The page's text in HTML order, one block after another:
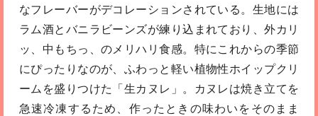
なフレーバーがデコレーションされている。生地には
ラム酒とバニラビーンズが練り込まれており、外カリ
ッ、中もちっ、のメリハリ食感。特にこれからの季節
にぴったりなのが、ふわっと軽い植物性ホイップクリ
ームを盛りつけた「生カヌレ」。カヌレは焼き立てを
急速冷凍するため、作ったときの味わいをそのまま